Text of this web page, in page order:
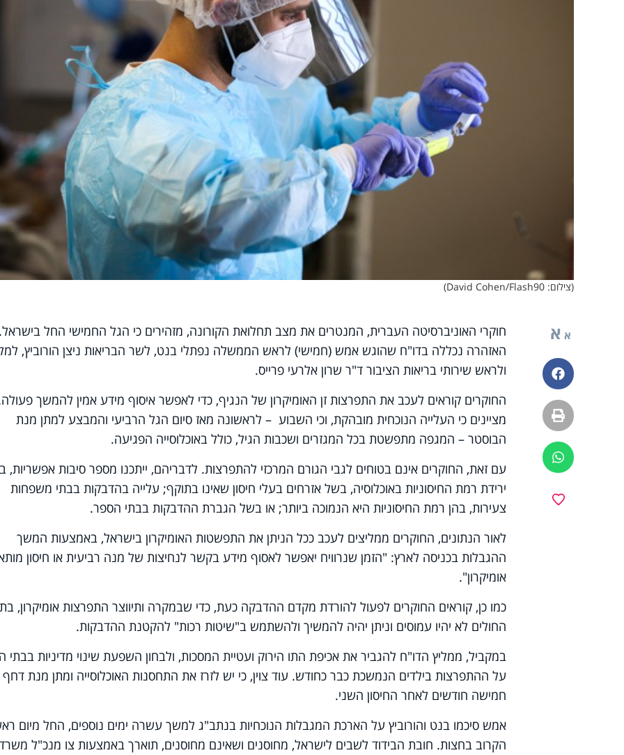
(צילום: David Cohen/Flash90)
א א
פייסבוק
הדפסה
ווטסאפ
חוקרי האוניברסיטה העברית, המנטרים את מצב תחלואת הקורונה, מזהירים כי הגל החמישי החל בישראל.
האזהרה נכללה בדו"ח שהוגש אמש (חמישי) לראש הממשלה נפתלי בנט, לשר הבריאות ניצן הורוביץ,
ולראש שירותי בריאות הציבור ד"ר שרון אלרעי פרייס.
החוקרים קוראים לעכב את התפרצות זן האומיקרון של הנגיף, כדי לאפשר איסוף מידע אמין להמשך
מציינים כי העלייה הנוכחית מובהקת, וכי השבוע – לראשונה מאז סיום הגל הרביעי והמבצע למתן מנת
הבוסטר – המגפה מתפשטת בכל המגזרים ושכבות הגיל, כולל באוכלוסייה הפגיעה.
עם זאת, החוקרים אינם בטוחים לגבי הגורם המרכזי להתפרצות. לדבריהם, ייתכנו מספר סיבות אפשריות,
ירידת רמת החיסוניות באוכלוסיה, בשל אזרחים בעלי חיסון שאינו בתוקף; עלייה בהדבקות בבתי משפחות
צעירות, בהן רמת החיסוניות היא הנמוכה ביותר; או בשל הגברת ההדבקות בבתי הספר.
לאור הנתונים, החוקרים ממליצים לעכב ככל הניתן את התפשטות האומיקרון בישראל, באמצעות המשך
ההגבלות בכניסה לארץ: "הזמן שנרוויח יאפשר לאסוף מידע בקשר לנחיצות של מנה רביעית או חיסון
אומיקרון".
כמו כן, קוראים החוקרים לפעול להורדת מקדם ההדבקה כעת, כדי שבמקרה ותיווצר התפרצות אומיקרון,
החולים לא יהיו עמוסים וניתן יהיה להמשיך ולהשתמש ב"שיטות רכות" להקטנת ההדבקות.
במקביל, ממליץ הדו"ח להגביר את אכיפת התו הירוק ועטיית המסכות, ולבחון השפעת שינוי מדיניות בבתי
על ההתפרצות בילדים הנמשכת כבר כחודש. עוד צוין, כי יש לזרז את התחסנות האוכלוסייה ומתן מנת דחף
חמישה חודשים לאחר החיסון השני.
אמש סיכמו בנט והורוביץ על הארכת המגבלות הנוכחיות בנתב"ג למשך עשרה ימים נוספים, החל מיום
הקרוב בחצות. חובת הבידוד לשבים לישראל, מחוסנים ושאינם מחוסנים, תוארך באמצעות צו מנכ"ל